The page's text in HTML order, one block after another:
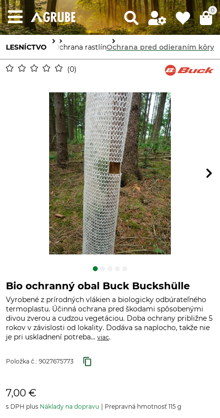
0
LESNÍCTVO
Ochrana lesa Ochrana rastlínOchrana pred odieraním kôry
0
Bio ochranný obal Buck Buckshülle
Vyrobené z prírodných vlákien a biologicky odbúrateľného
termoplastu. Účinná ochrana pred škodami spôsobenými
divou zverou a cudzou vegetáciou. Doba ochrany približne 5
rokov v závislosti od lokality. Dodáva sa naplocho, takže nie
je pri uskladnení potreba... viac.
Položka č.: 9027675773
7,00 €
s DPH plus Náklady na dopravu Prepravná hmotnosť 115 g